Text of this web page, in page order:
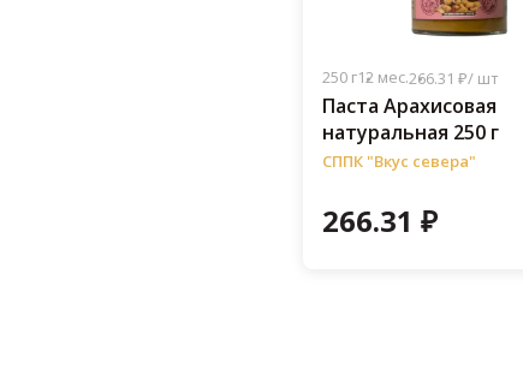
250 г12 мес.266.31 ₽/ шт
Паста Арахисовая
натуральная 250 г
СППК "Вкус севера"
266.31 ₽